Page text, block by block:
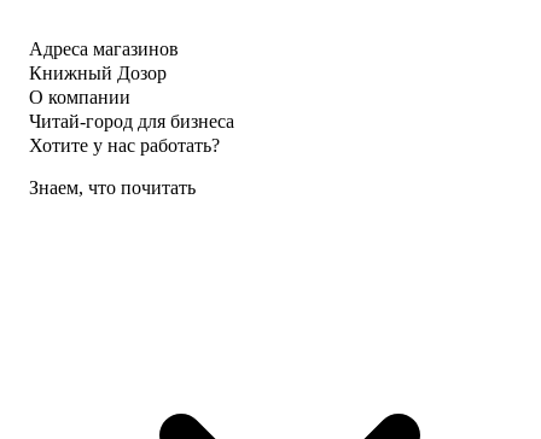
Адреса магазинов
Книжный Дозор
О компании
Читай-город для бизнеса
Хотите у нас работать?
Знаем, что почитать